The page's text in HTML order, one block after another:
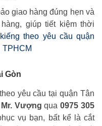
giao hàng đúng hẹn và
giúp tiết kiệm thời
theo yêu cầu quận
TPHCM
Gòn
yêu cầu tại quận Tân
Mr. Vượng qua0975 305
vụ bạn, bất kể là cắt